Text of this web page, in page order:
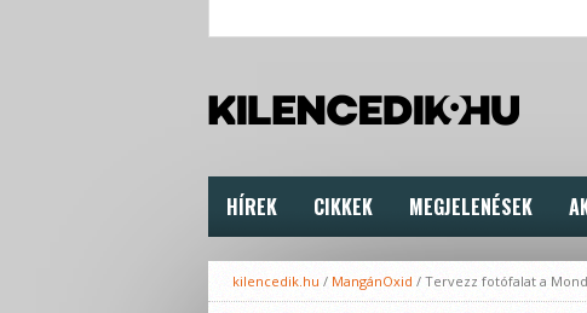
HÍREK CIKKEK MEGJELENÉSEK
kilencedik.hu / MangánOxid / Tervezz fotófalat a